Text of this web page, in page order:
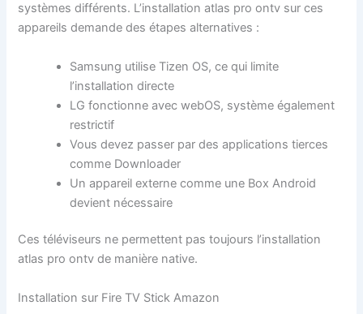
systèmes différents. L’installation atlas pro ontv sur ces
appareils demande des étapes alternatives :
Samsung utilise Tizen OS, ce qui limite
l’installation directe
LG fonctionne avec webOS, système également
restrictif
Vous devez passer par des applications tierces
comme Downloader
Un appareil externe comme une Box Android
devient nécessaire
Ces téléviseurs ne permettent pas toujours l’installation
atlas pro ontv de manière native.
Installation sur Fire TV Stick Amazon